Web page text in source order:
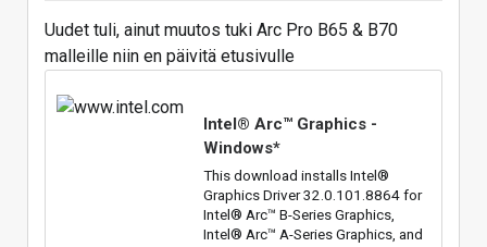
Uudet tuli, ainut muutos tuki Arc Pro B65 & B70
malleille niin en päivitä etusivulle
Intel® Arc™ Graphics -
Windows*
This download installs Intel®
Graphics Driver 32.0.101.8864 for
Intel® Arc™ B-Series Graphics,
Intel® Arc™ A-Series Graphics, and